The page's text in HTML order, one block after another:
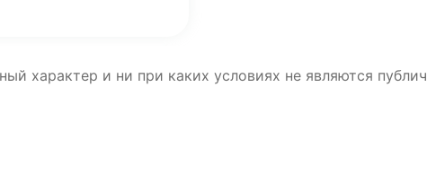
характер и ни при каких условиях не являются